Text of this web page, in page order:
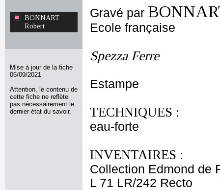
BONNART
Robert
Mise à jour de la fiche
06/09/2021
Attention, le contenu de
cette fiche ne reflète
pas nécessairement le
dernier état du savoir.
Gravé par
Ecole française
Spezza Ferre
Estampe
TECHNIQUES :
eau-forte
INVENTAIRES :
Collection Edmond de
L 71 LR/242 Recto